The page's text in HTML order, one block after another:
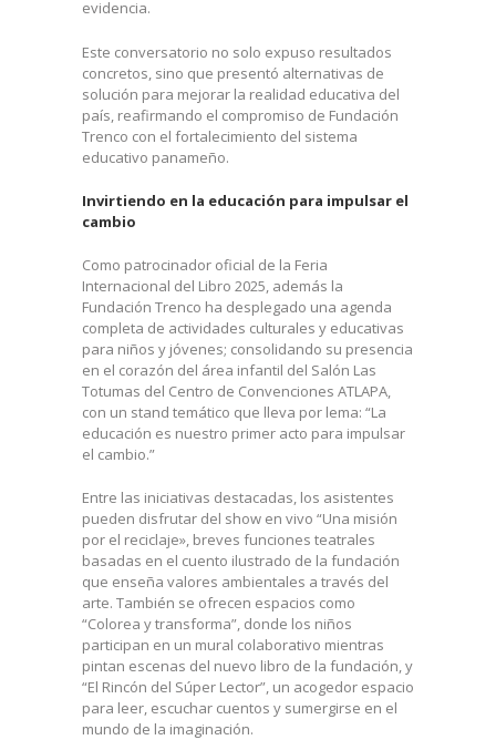
evidencia.
Este conversatorio no solo expuso resultados
concretos, sino que presentó alternativas de
solución para mejorar la realidad educativa del
país, reafirmando el compromiso de Fundación
Trenco con el fortalecimiento del sistema
educativo panameño.
Invirtiendo en la educación para impulsar el
cambio
Como patrocinador oficial de la Feria
Internacional del Libro 2025, además la
Fundación Trenco ha desplegado una agenda
completa de actividades culturales y educativas
para niños y jóvenes; consolidando su presencia
en el corazón del área infantil del Salón Las
Totumas del Centro de Convenciones ATLAPA,
con un stand temático que lleva por lema: “La
educación es nuestro primer acto para impulsar
el cambio.”
Entre las iniciativas destacadas, los asistentes
pueden disfrutar del show en vivo “Una misión
por el reciclaje», breves funciones teatrales
basadas en el cuento ilustrado de la fundación
que enseña valores ambientales a través del
arte. También se ofrecen espacios como
“Colorea y transforma”, donde los niños
participan en un mural colaborativo mientras
pintan escenas del nuevo libro de la fundación, y
“El Rincón del Súper Lector”, un acogedor espacio
para leer, escuchar cuentos y sumergirse en el
mundo de la imaginación.